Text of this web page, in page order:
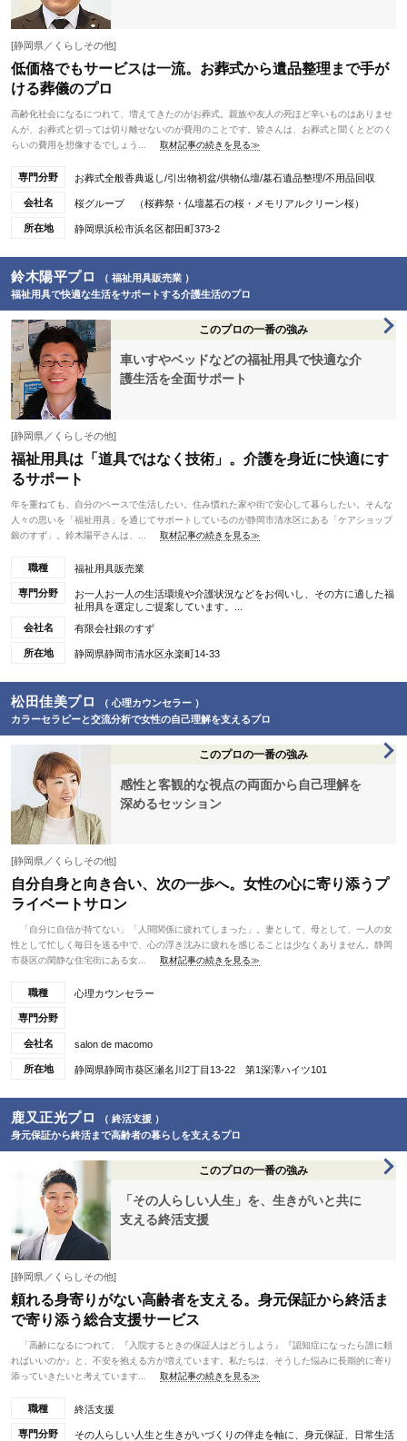
[静岡県／くらしその他]
低価格でもサービスは一流。お葬式から遺品整理まで手が
ける葬儀のプロ
高齢化社会になるにつれて、増えてきたのがお葬式。親族や友人の死ほど辛いものはありませ
んが、お葬式と切っては切り離せないのが費用のことです。皆さんは、お葬式と聞くとどのく
らいの費用を想像するでしょう...
取材記事の続きを見る≫
専門分野 お葬式全般香典返し/引出物初盆/供物仏壇/墓石遺品整理/不用品回収
会社名 桜グループ （桜葬祭・仏壇墓石の桜・メモリアルクリーン桜）
所在地 静岡県浜松市浜名区都田町373-2
鈴木陽平プロ
（ 福祉用具販売業 ）
福祉用具で快適な生活をサポートする介護生活のプロ
このプロの一番の強み
車いすやベッドなどの福祉用具で快適な介
護生活を全面サポート
[静岡県／くらしその他]
福祉用具は「道具ではなく技術」。介護を身近に快適にす
るサポート
年を重ねても、自分のペースで生活したい。住み慣れた家や街で安心して暮らしたい。そんな
人々の思いを「福祉用具」を通じてサポートしているのが静岡市清水区にある「ケアショップ
銀のすず」。鈴木陽平さんは、...
取材記事の続きを見る≫
職種 福祉用具販売業
専門分野
お一人お一人の生活環境や介護状況などをお伺いし、その方に適した福
祉用具を選定しご提案しています。...
会社名
有限会社銀のすず
所在地 静岡県静岡市清水区永楽町14-33
松田佳美プロ
（ 心理カウンセラー ）
カラーセラピーと交流分析で女性の自己理解を支えるプロ
このプロの一番の強み
感性と客観的な視点の両面から自己理解を
深めるセッション
[静岡県／くらしその他]
自分自身と向き合い、次の一歩へ。女性の心に寄り添うプ
ライベートサロン
「自分に自信が持てない」「人間関係に疲れてしまった」。妻として、母として、一人の女
性として忙しく毎日を送る中で、心の浮き沈みに疲れを感じることは少なくありません。静岡
市葵区の閑静な住宅街にある女...
取材記事の続きを見る≫
職種 心理カウンセラー
専門分野
会社名 salon de macomo
所在地 静岡県静岡市葵区瀬名川2丁目13-22 第1深澤ハイツ101
鹿又正光プロ
（ 終活支援 ）
身元保証から終活まで高齢者の暮らしを支えるプロ
このプロの一番の強み
「その人らしい人生」を、生きがいと共に
支える終活支援
[静岡県／くらしその他]
頼れる身寄りがない高齢者を支える。身元保証から終活ま
で寄り添う総合支援サービス
「高齢になるにつれて、『入院するときの保証人はどうしよう』『認知症になったら誰に頼
ればいいのか』と、不安を抱える方が増えています。私たちは、そうした悩みに長期的に寄り
添っていきたいと考えています...
取材記事の続きを見る≫
職種 終活支援
専門分野
その人らしい人生と生きがいづくりの伴走を軸に、身元保証、日常生活